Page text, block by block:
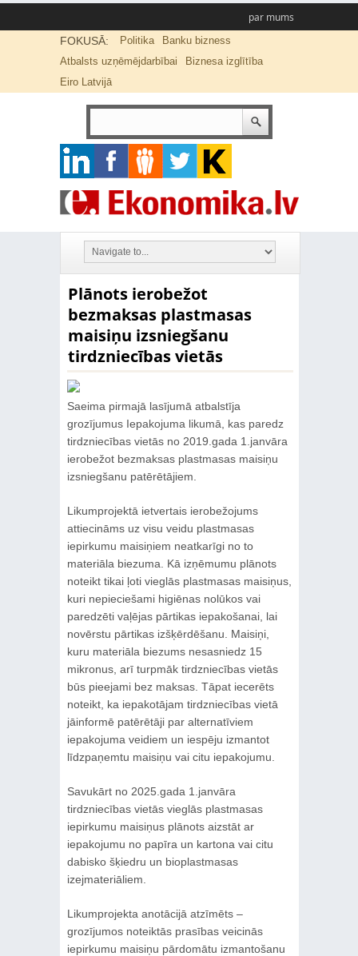
par mums
FOKUSĀ: Politika
Banku bizness
Atbalsts uzņēmējdarbībai
Biznesa izglītība
Eiro Latvijā
Plānots ierobežot
bezmaksas plastmasas
maisiņu izsniegšanu
tirdzniecības vietās
Saeima pirmajā lasījumā atbalstīja
grozījumus Iepakojuma likumā, kas paredz
tirdzniecības vietās no 2019.gada 1.janvāra
ierobežot bezmaksas plastmasas maisiņu
izsniegšanu patērētājiem.
Likumprojektā ietvertais ierobežojums
attiecināms uz visu veidu plastmasas
iepirkumu maisiņiem neatkarīgi no to
materiāla biezuma. Kā izņēmumu plānots
noteikt tikai ļoti vieglās plastmasas maisiņus,
kuri nepieciešami higiēnas nolūkos vai
paredzēti vaļējas pārtikas iepakošanai, lai
novērstu pārtikas izšķērdēšanu. Maisiņi,
kuru materiāla biezums nesasniedz 15
mikronus, arī turpmāk tirdzniecības vietās
būs pieejami bez maksas. Tāpat iecerēts
noteikt, ka iepakotājam tirdzniecības vietā
jāinformē patērētāji par alternatīviem
iepakojuma veidiem un iespēju izmantot
līdzpaņemtu maisiņu vai citu iepakojumu.
Savukārt no 2025.gada 1.janvāra
tirdzniecības vietās vieglās plastmasas
iepirkumu maisiņus plānots aizstāt ar
iepakojumu no papīra un kartona vai citu
dabisko šķiedru un bioplastmasas
izejmateriāliem.
Likumprojekta anotācijā atzīmēts –
grozījumos noteiktās prasības veicinās
iepirkumu maisiņu pārdomātu izmantošanu